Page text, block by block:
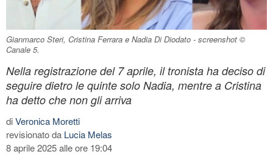
Gianmarco Steri, Cristina Ferrara e Nadia Di Diodato - screenshot ©
Canale 5.
Nella registrazione del 7 aprile, il tronista ha deciso di
seguire dietro le quinte solo Nadia, mentre a Cristina
ha detto che non gli arriva
diVeronica Moretti
revisionato da Lucia Melas
8 aprile 2025 alle ore 19:04